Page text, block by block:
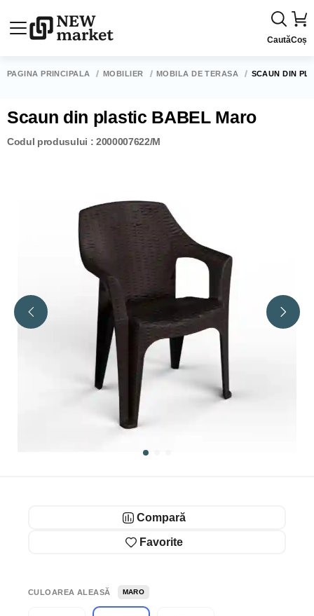
CautăCoș
PAGINA PRINCIPALĂ MOBILIER MOBILĂ DE TERASĂ SCAUN DIN
Scaun din plastic BABEL Maro
Codul produsului : 2000007622/M
Compară
Favorite
CULOAREA ALEASĂ MARO